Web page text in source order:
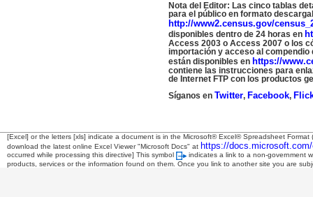
Nota del Editor: Las cinco tablas
para el público en formato
http://www2.census.gov/
disponibles dentro de 24 horas en
Access 2003 o Access 2007 o los
importación y acceso al compendio
están disponibles en https://
contiene las instrucciones para
de Internet FTP con los productos
Síganos en Twitter, Facebook,
[Excel] or the letters [xls] indicate a document is in the Microsoft® Excel® Spreadsheet
download the latest online Excel Viewer "Microsoft Docs" at https://
occurred while processing this directive] This symbol
indicates a link to a non-government
products, services or the information found on them. Once you link to another site you are